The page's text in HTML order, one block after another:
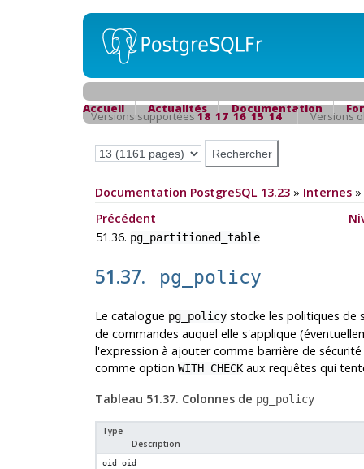
Accueil Actualités Documentation
Versions supportées18 17 16 15 14 Versions
Documentation PostgreSQL 13.23» Internes»
Précédent
51.36. pg_partitioned_table
51.37. pg_policy
Le catalogue pg_policystocke les politiques de
de commandes auquel elle s'applique
l'expression à ajouter comme barrière de
comme option WITH CHECKaux requêtes qui
Tableau 51.37. Colonnes de pg_policy
Type
Description
oid oid